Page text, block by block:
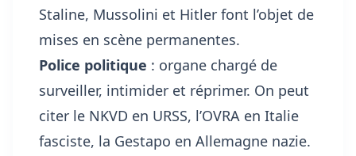
Staline, Mussolini et Hitler font l’objet de
mises en scène permanentes.
Police politique : organe chargé de
surveiller, intimider et réprimer. On peut
citer le NKVD en URSS, l’OVRA en Italie
fasciste, la Gestapo en Allemagne nazie.